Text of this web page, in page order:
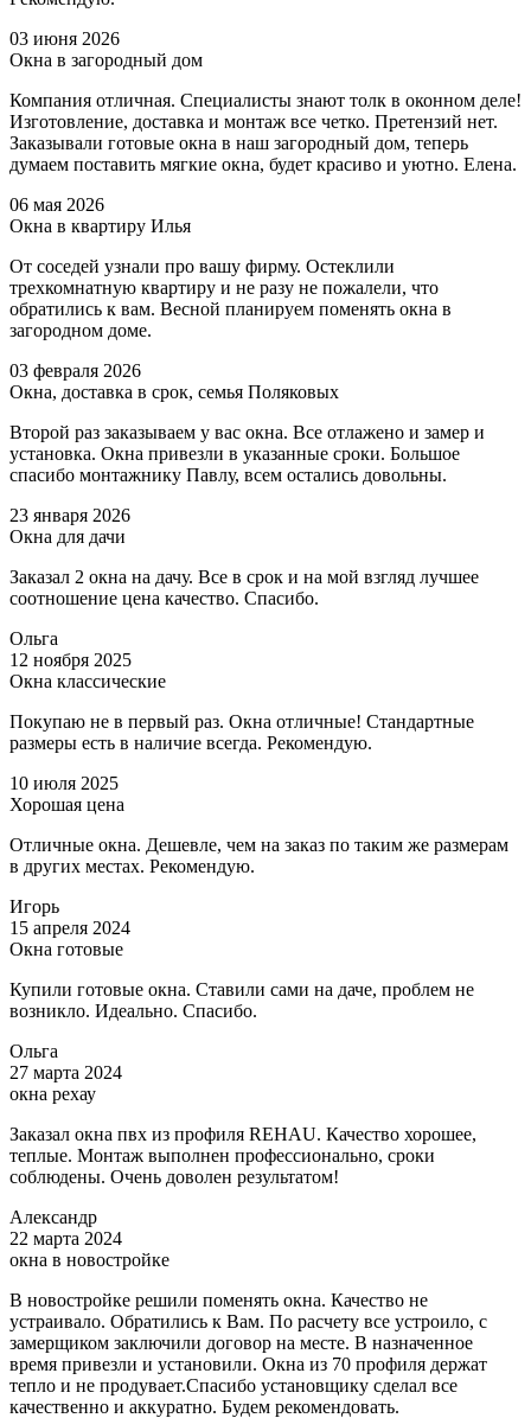
03 июня 2026
Окна в загородный дом
Компания отличная. Специалисты знают толк в оконном деле!
Изготовление, доставка и монтаж все четко. Претензий нет.
Заказывали готовые окна в наш загородный дом, теперь
думаем поставить мягкие окна, будет красиво и уютно. Елена.
06 мая 2026
Окна в квартиру Илья
От соседей узнали про вашу фирму. Остеклили
трехкомнатную квартиру и не разу не пожалели, что
обратились к вам. Весной планируем поменять окна в
загородном доме.
03 февраля 2026
Окна, доставка в срок, семья Поляковых
Второй раз заказываем у вас окна. Все отлажено и замер и
установка. Окна привезли в указанные сроки. Большое
спасибо монтажнику Павлу, всем остались довольны.
23 января 2026
Окна для дачи
Заказал 2 окна на дачу. Все в срок и на мой взгляд лучшее
соотношение цена качество. Спасибо.
Ольга
12 ноября 2025
Окна классические
Покупаю не в первый раз. Окна отличные! Стандартные
размеры есть в наличие всегда. Рекомендую.
10 июля 2025
Хорошая цена
Отличные окна. Дешевле, чем на заказ по таким же размерам
в других местах. Рекомендую.
Игорь
15 апреля 2024
Окна готовые
Купили готовые окна. Ставили сами на даче, проблем не
возникло. Идеально. Спасибо.
Ольга
27 марта 2024
окна рехау
Заказал окна пвх из профиля REHAU. Качество хорошее,
теплые. Монтаж выполнен профессионально, сроки
соблюдены. Очень доволен результатом!
Александр
22 марта 2024
окна в новостройке
В новостройке решили поменять окна. Качество не
устраивало. Обратились к Вам. По расчету все устроило, с
замерщиком заключили договор на месте. В назначенное
время привезли и установили. Окна из 70 профиля держат
тепло и не продувает.Спасибо установщику сделал все
качественно и аккуратно. Будем рекомендовать.